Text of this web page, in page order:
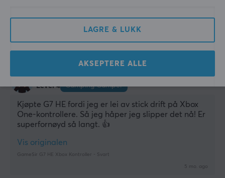
Level 4
Camping Camper
Kjøpte G7 HE fordi jeg er lei av stick drift på Xbox
One-kontrollere. Så jeg håper jeg slipper det nå! Er
superfornøyd så langt. 👍
Vis originalen
GameSir G7 HE Xbox Kontroller - Svart
5 mo. ago
LAGRE & LUKK
AKSEPTERE ALLE